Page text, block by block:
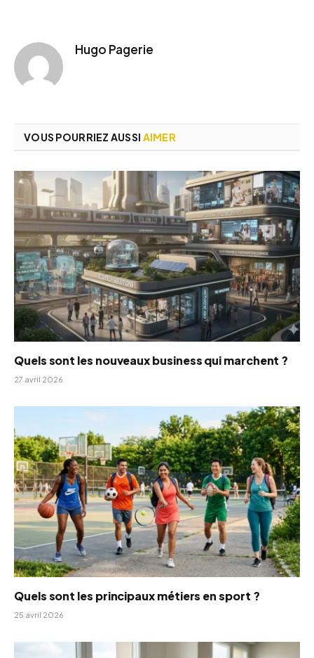
Hugo Pagerie
VOUS POURRIEZ AUSSI AIMER
Quels sont les nouveaux business qui marchent ?
27 avril 2026
Quels sont les principaux métiers en sport ?
25 avril 2026